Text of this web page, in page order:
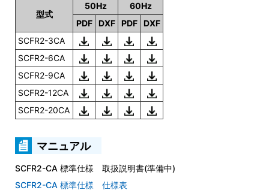
型式
50Hz
60Hz
PDF
DXF PDF
DXF
SCFR2-3CA
SCFR2-6CA
SCFR2-9CA
SCFR2-12CA
SCFR2-20CA
マニュアル
SCFR2-CA 標準仕様 取扱説明書(準備中)
SCFR2-CA 標準仕様 仕様表